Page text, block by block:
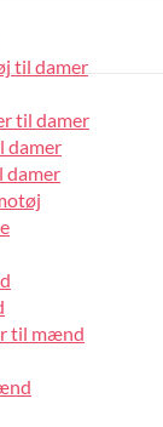
til damer
til damer
damer
damer
til mænd